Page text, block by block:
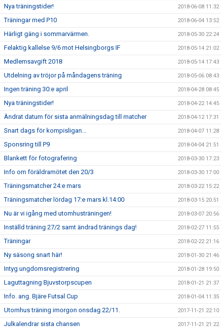
Nya träningstider! 2018-06-08 11:32
Träningar med P10 2018-06-04 13:52
Härligt gäng i sommarvärmen. 2018-05-30 22:24
Felaktig kallelse 9/6 mot Helsingborgs IF 2018-05-14 21:02
Medlemsavgift 2018 2018-05-14 17:43
Utdelning av tröjor på måndagens träning 2018-05-06 08:43
Ingen träning 30:e april 2018-04-28 08:45
Nya träningstider! 2018-04-22 14:45
Ändrat datum för sista anmälningsdag till matcher 2018-04-12 17:31
Snart dags för kompisligan... 2018-04-07 11:28
Sponsring till P9 2018-04-04 21:51
Blankett för fotografering 2018-03-30 17:23
Info om föräldramötet den 20/3 2018-03-30 17:00
Träningsmatcher 24:e mars 2018-03-22 15:22
Träningsmatcher lördag 17:e mars kl.14:00 2018-03-15 20:51
Nu är vi igång med utomhusträningen! 2018-03-07 20:56
Inställd träning 27/2 samt ändrad tränings dag! 2018-02-27 11:55
Träningar 2018-02-22 21:16
Ny säsong snart här! 2018-01-30 21:46
Intyg ungdomsregistrering 2018-01-28 19:50
Laguttagning Bjuvstorpscupen 2018-01-21 21:37
Info. ang. Bjäre Futsal Cup 2018-01-04 11:35
Utomhus träning imorgon onsdag 22/11. 2017-11-21 22:10
Julkalendrar sista chansen 2017-11-21 21:22